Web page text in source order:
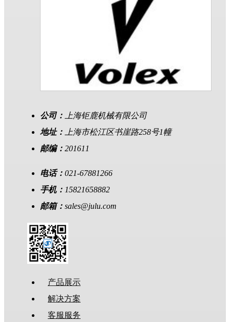
公司：
上海钜鹿机械有限公司
地址：
上海市松江区书崖路258号1幢
邮编： 201611
电话： 021-67881266
手机： 15821658882
邮箱： sales@julu.com
产品展示
解决方案
客服服务